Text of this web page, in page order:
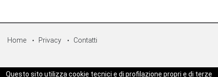
Home Privacy Contatti
© Copyright 2026 - Sicilpress Publisher soc.coop - P.Iva:
Questo sito utilizza cookie tecnici e di profilazione propri e di terze